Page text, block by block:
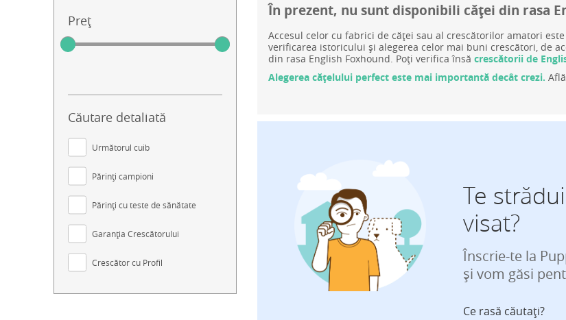
Preț
Căutare detaliată
Următorul cuib
Părinți campioni
Părinți cu teste de sănătate
Garanția Crescătorului
Crescător cu Profil
În prezent, nu sunt disponibili căței din rasa
Accesul celor cu fabrici de căței sau al crescătorilor amatori
verificarea istoricului și alegerea celor mai buni crescători, de
din rasa English Foxhound. Poți verifica însă crescătorii de
Alegerea cățelului perfect este mai importantă decât crezi.
Te
visat?
Înscrie-te la
și vom găsi
Ce rasă căutați?